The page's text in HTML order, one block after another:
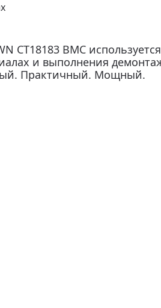
CT18183 BMC
и выполнения
Практичный. Мощный.